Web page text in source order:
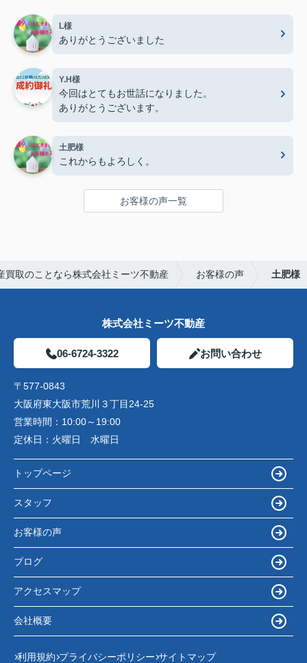
L様
ありがとうございました
Y.H様
今回はとてもお世話になりました。
ありがとうございます。
土肥様
これからもよろしく。
お客様の声一覧
買取のことなら株式会社ミーツ不動産 お客様の声 土肥様
株式会社ミーツ不動産
06-6724-3322 お問い合わせ
〒577-0843
大阪府東大阪市荒川３丁目24-25
営業時間： 10:00～19:00
定休日： 火曜日 水曜日
トップページ
スタッフ
お客様の声
ブログ
アクセスマップ
会社概要
利用規約 プライバシーポリシー サイトマップ